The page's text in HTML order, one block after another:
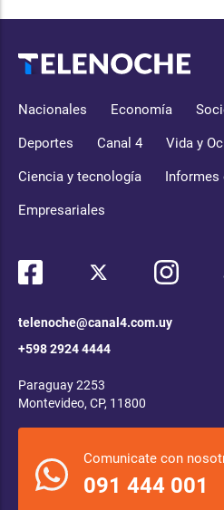
Nacionales Economía
Deportes Canal 4 Vida y
Ciencia y tecnología
Empresariales
telenoche@canal4.com.uy
+598 2924 4444
Paraguay 2253
Montevideo, CP, 11800
Comunicate con
091 444 001